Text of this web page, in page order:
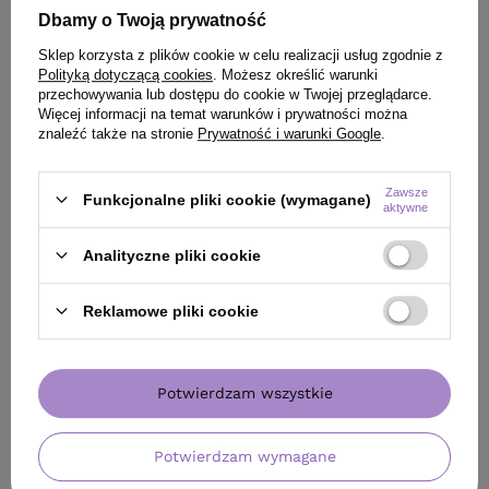
OFERTA DARMOWA DOSTAWA
Mleczko Davines OI ALL IN ONE MILK
wielofunkcyjne do włosów 135 ml
140,00 zł
(103,70 zł / 100ml)
Najniższa cena produktu w okresie 30 dni przed
wprowadzeniem obniżki:
BESTSELLER
Szampon Hair
z keratyną
23,99 zł
(8,57 zł / 100ml)
punktów
Dbamy o Twoją prywatność
Sklep korzysta z plików cookie w celu realizacji usług zgodnie z
Polityką dotyczącą cookies . Możesz określić warunki
przechowywania lub dostępu do cookie w Twojej przeglądarce.
Więcej informacji na temat warunków i prywatności można
znaleźć także na stronie Prywatność i warunki Google
Funkcjonalne pliki cookie (wymagane)
Zawsze
aktywne
Analityczne pliki cookie
Reklamowe pliki cookie
Potwierdzam wymagane
Potwierdzam wszystkie